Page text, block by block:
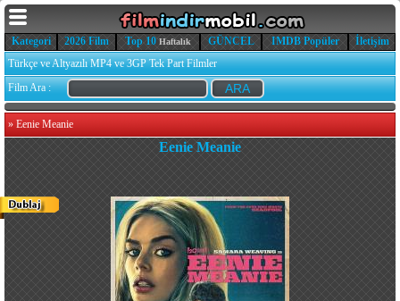
Kategori 2026 Film Top 10 Haftalık GÜNCEL IMDB Popüler
İletişim
Türkçe ve Altyazılı MP4 ve 3GP Tek Part Filmler
Film Ara :
» Eenie Meanie
Eenie Meanie